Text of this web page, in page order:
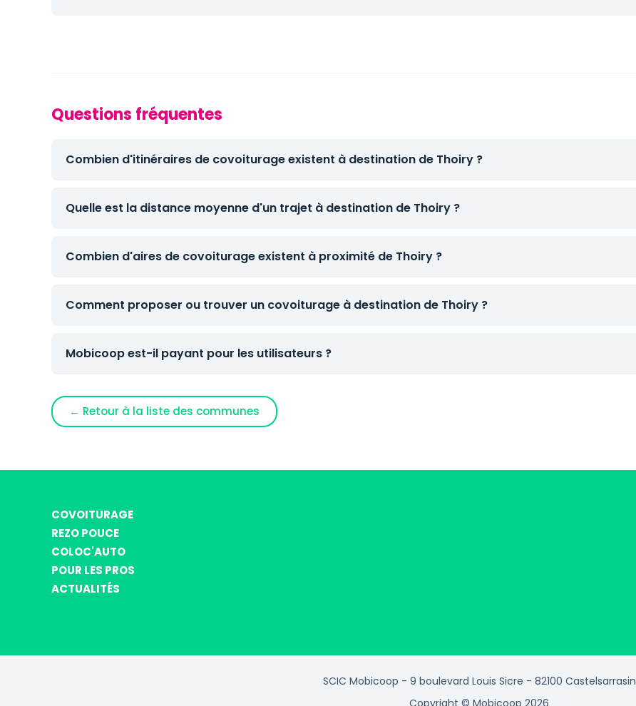
Questions fréquentes
Combien d'itinéraires de covoiturage existent à destination de Thoiry ?
Quelle est la distance moyenne d'un trajet à destination de Thoiry ?
Combien d'aires de covoiturage existent à proximité de Thoiry ?
Comment proposer ou trouver un covoiturage à destination de Thoiry ?
Mobicoop est-il payant pour les utilisateurs ?
← Retour à la liste des communes
COVOITURAGE
REZO POUCE
COLOC'AUTO
POUR LES PROS
ACTUALITÉS
SCIC Mobicoop - 9 boulevard Louis Sicre - 82100 Castelsarrasin
Copyright © Mobicoop 2026